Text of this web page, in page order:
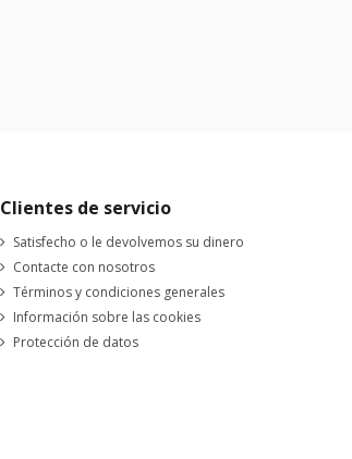
Clientes de servicio
Satisfecho o le devolvemos su dinero
Contacte con nosotros
Términos y condiciones generales
Información sobre las cookies
Protección de datos